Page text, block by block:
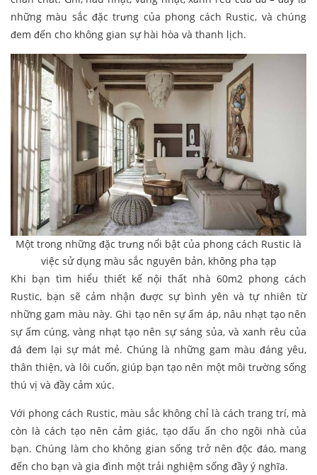
những màu sắc đặc trưng của phong cách Rustic, và chúng
đem đến cho không gian sự hài hòa và thanh lịch.
Một trong những đặc trưng nổi bật của phong cách Rustic là
việc sử dụng màu sắc nguyên bản, không pha tạp
Khi bạn tìm hiểu thiết kế nội thất nhà 60m2 phong cách
Rustic, bạn sẽ cảm nhận được sự bình yên và tự nhiên từ
những gam màu này. Ghi tạo nên sự ấm áp, nâu nhạt tạo nên
sự ấm cúng, vàng nhạt tạo nên sự sáng sủa, và xanh rêu của
đá đem lại sự mát mẻ. Chúng là những gam màu đáng yêu,
thân thiện, và lôi cuốn, giúp bạn tạo nên một môi trường sống
thú vị và đầy cảm xúc.
Với phong cách Rustic, màu sắc không chỉ là cách trang trí, mà
còn là cách tạo nên cảm giác, tạo dấu ấn cho ngôi nhà của
bạn. Chúng làm cho không gian sống trở nên độc đáo, mang
đến cho bạn và gia đình một trải nghiệm sống đầy ý nghĩa.